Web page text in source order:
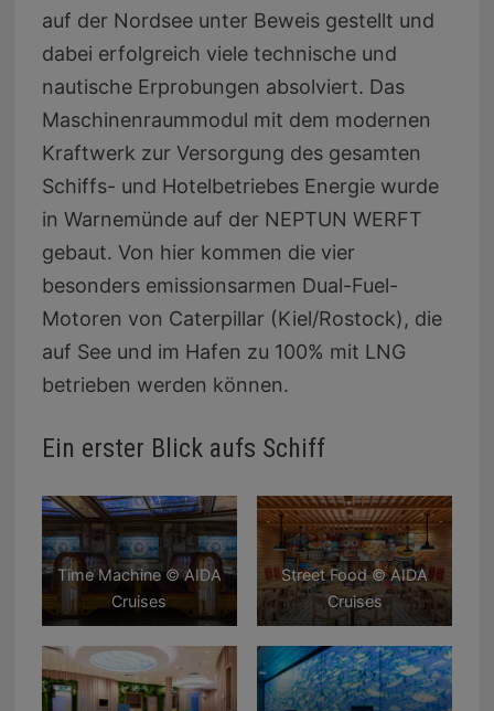
auf der Nordsee unter Beweis gestellt und
dabei erfolgreich viele technische und
nautische Erprobungen absolviert. Das
Maschinenraummodul mit dem modernen
Kraftwerk zur Versorgung des gesamten
Schiffs- und Hotelbetriebes Energie wurde
in Warnemünde auf der NEPTUN WERFT
gebaut. Von hier kommen die vier
besonders emissionsarmen Dual-Fuel-
Motoren von Caterpillar (Kiel/Rostock), die
auf See und im Hafen zu 100% mit LNG
betrieben werden können.
Ein erster Blick aufs Schiff
Time Machine © AIDA
Cruises
Street Food © AIDA
Cruises